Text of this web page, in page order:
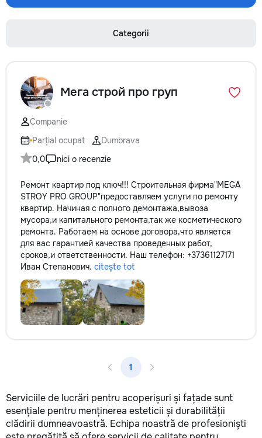
Categorii
Мега строй про груп
Companie
Parțial ocupat
Dumbrava
0,0
nici o recenzie
Ремонт квартир под ключ!!! Строительная фирма"MEGA
STROY PRO GROUP"предоставляем услуги по ремонту
квартир. Начиная с полного демонтажа,вывоза
мусора,и капитального ремонта,так же косметического
ремонта. Работаем на основе договора,что является
для вас гарантией качества проведенных работ,
сроков,и ответственности. Наш телефон: +37361127171
Иван Степанович. citește tot
1
Serviciile de lucrări pentru acoperișuri și fațade sunt
esențiale pentru menținerea esteticii și durabilității
clădirii dumneavoastră. Echipa noastră de profesioniști